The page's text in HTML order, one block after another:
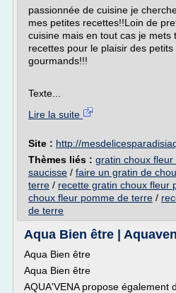
passionnée de cuisine je
mes petites recettes!!Loin de
cuisine mais en tout cas je
recettes pour le plaisir des
gourmands!!!
Texte...
Lire la suite
Site : http://
Thèmes liés : gratin choux
saucisse / faire un gratin de
terre / recette gratin choux fleur
choux fleur pomme de terre /
de terre
Aqua Bien être |
Aqua Bien être
Aqua Bien être
AQUA'VENA propose également